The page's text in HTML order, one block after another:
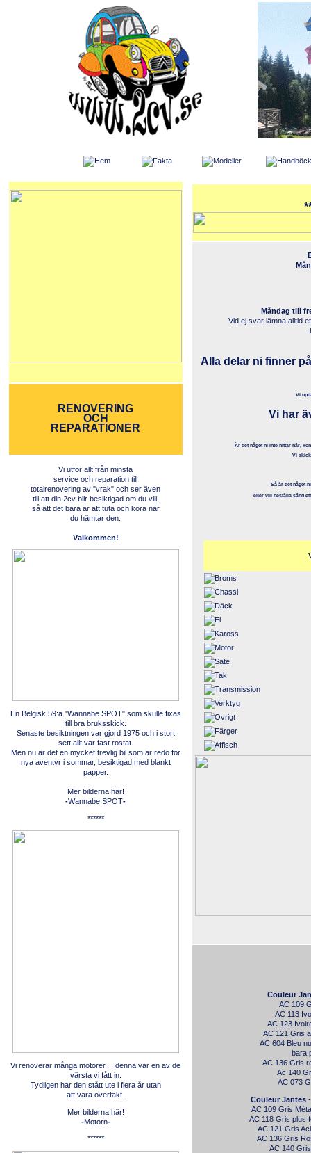
RENOVERING
OCH
REPARATIONER
Vi utför allt från minsta
service och reparation till
totalrenovering av "vrak" och ser även
till att din 2cv blir besiktigad om du vill,
så att det bara är att tuta och köra när
du hämtar den.
Välkommen!
En Belgisk 59:a "Wannabe SPOT" som skulle fixas
till bra bruksskick.
Senaste besiktningen var gjord 1975 och i stort
sett allt var fast rostat.
Men nu är det en mycket trevlig bil som är redo för
nya aventyr i sommar, besiktigad med blankt
papper.
Mer bilderna här!
-Wannabe SPOT-
******
Vi renoverar många motorer.... denna var en av de
värsta vi fått in.
Tydligen har den stått ute i flera år utan
att vara övertäkt.
Mer bilderna här!
-Motorn-
******
Måndag till
Vid ej svar lämna alltid
Alla delar ni finner
Vi
Vi har
Är det något ni inte hittar här,
Vi
Så är det något
eller vill beställa sänd
Couleur
AC 109
AC 113
AC 123
AC 121 Gris
AC 604 Bleu
bara
AC 136 Gris
Ac 140
AC 073
Couleur Jantes
AC 109 Gris
AC 118 Gris plus
AC 121 Gris
AC 136 Gris
AC 140